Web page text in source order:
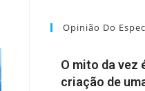
Opinião Do
O mito da vez
criação de